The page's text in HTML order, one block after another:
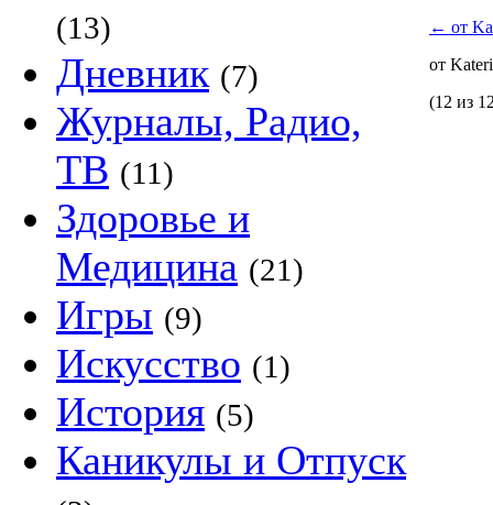
(13)
Дневник (7)
Журналы, Радио,
ТВ (11)
Здоровье и
Медицина (21)
Игры (9)
Искусство (1)
История (5)
Каникулы и Отпуск
← от
от
(12 из